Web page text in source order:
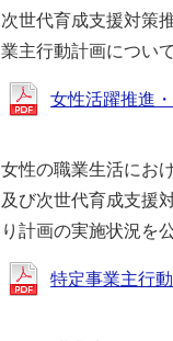
次世代育成支援対策
業主行動計画につい
女性活躍推進
女性の職業生活にお
及び次世代育成支援
り計画の実施状況を
特定事業主行